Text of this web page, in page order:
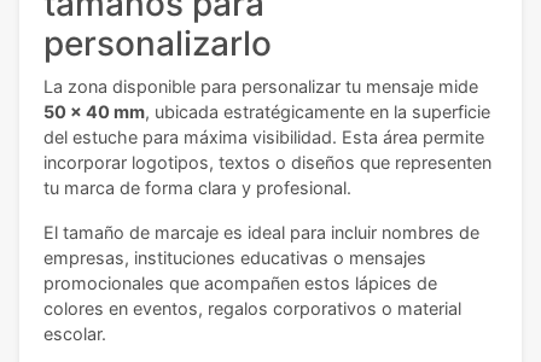
personalizarlo
La zona disponible para personalizar tu mensaje mide
50 x 40 mm, ubicada estratégicamente en la superficie
del estuche para máxima visibilidad. Esta área permite
incorporar logotipos, textos o diseños que representen
tu marca de forma clara y profesional.
El tamaño de marcaje es ideal para incluir nombres de
empresas, instituciones educativas o mensajes
promocionales que acompañen estos lápices de
colores en eventos, regalos corporativos o material
escolar.